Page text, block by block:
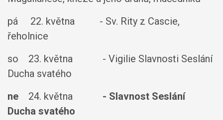
pá 22. května - Sv. Rity z Cascie,
řeholnice
so 23. května - Vigilie Slavnosti Seslání
Ducha svatého
ne 24. května - Slavnost Seslání
Ducha svatého